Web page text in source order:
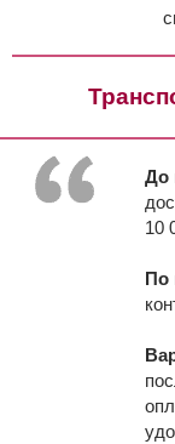
До
10
По